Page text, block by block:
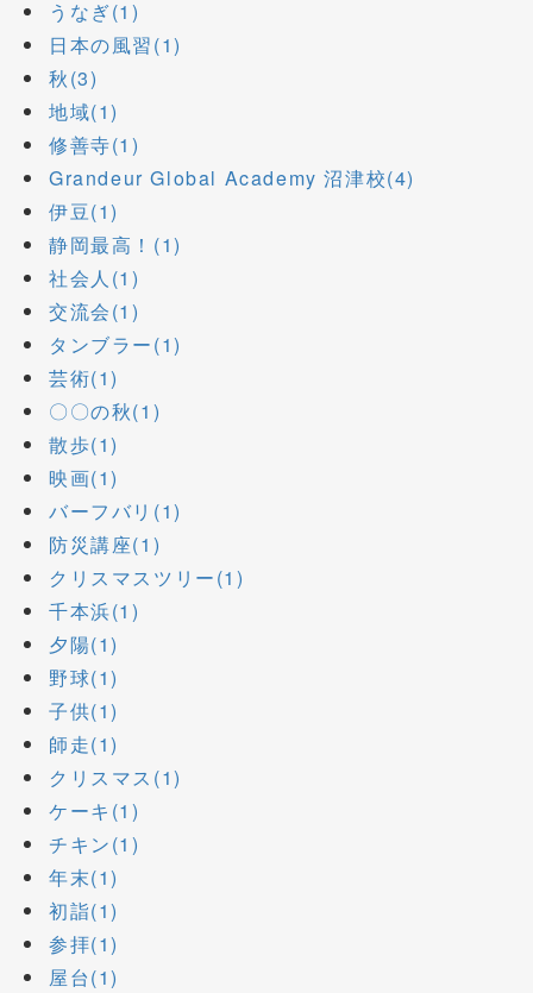
うなぎ(1)
日本の風習(1)
秋(3)
地域(1)
修善寺(1)
Grandeur Global Academy 沼津校(4)
伊豆(1)
静岡最高！(1)
社会人(1)
交流会(1)
タンブラー(1)
芸術(1)
〇〇の秋(1)
散歩(1)
映画(1)
バーフバリ(1)
防災講座(1)
クリスマスツリー(1)
千本浜(1)
夕陽(1)
野球(1)
子供(1)
師走(1)
クリスマス(1)
ケーキ(1)
チキン(1)
年末(1)
初詣(1)
参拝(1)
屋台(1)